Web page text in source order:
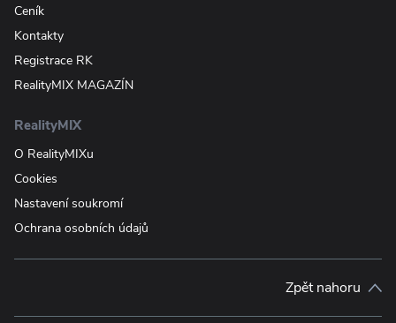
Ceník
Kontakty
Registrace RK
RealityMIX MAGAZÍN
RealityMIX
O RealityMIXu
Cookies
Nastavení soukromí
Ochrana osobních údajů
Zpět nahoru